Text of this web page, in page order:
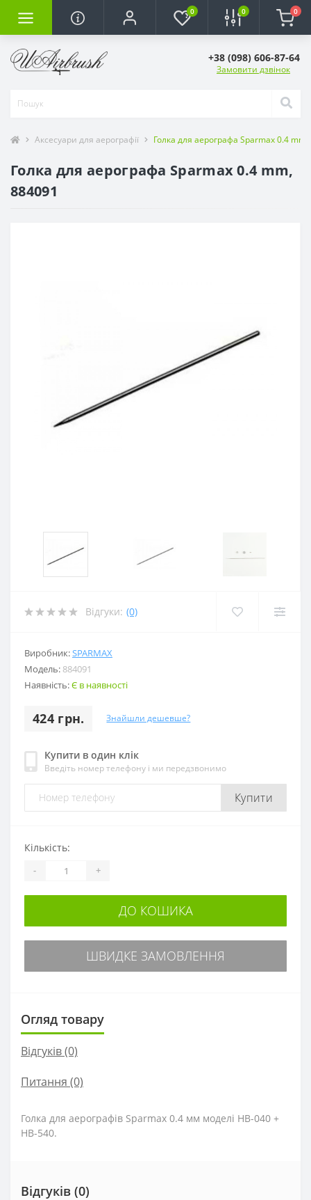
0 0 0
+38 (098) 606-87-64
Замовити дзвінок
Аксесуари для аерографії Голка для аерографа Sparmax 0.4
Голка для аерографа Sparmax 0.4 mm,
884091
Відгуки: (0)
Виробник:SPARMAX
Модель: 884091
Наявність:Є в наявності
424 грн. Знайшли дешевше?
Купити в один клік
Введіть номер телефону і ми передзвонимо
Купити
Кількість:
- +
ДО КОШИКА
ШВИДКЕ ЗАМОВЛЕННЯ
Огляд товару
Відгуків (0)
Питання (0)
Голка для аерографів Sparmax 0.4 мм моделі HB-040 +
HB-540.
Відгуків (0)